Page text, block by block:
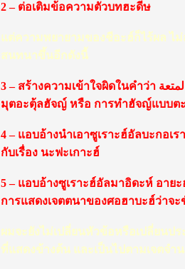
2 – ต่อเติมข้อความตัวบทฮะดีษ
แต่ความพยายามของชีอะฮ์ก็ไร้ผล ไ
สนทนาขึ้นอีกดังนี้
3 – สร้างความเข้าใจผิดในคำว่า آية المتعة ให้ผู้อื่นเข้าใจว่า เป็นโองการเกี่ยวกับนิกะฮ์มุตอะฮ์ ทั้งที่ความจริงคือ
มุตอะตุ้ลฮัจญ์ หรือ การทำฮัจญ์แบบตะ
4 – แอบอ้างนำเอาซูเราะฮ์อัลบะกอเ
กับเรื่อง นะฟะเกาะฮ์
5 – แอบอ้างซูเราะฮ์อัลมาอิดะห์ อา
การแสดงเจตตนาของศอฮาบะฮ์ว่าจ
ผมจะยังไม่เปลี่ยนหัวข้อหรือเปลี่ยนป
ที่แสดงข้างต้น และเป็นไปตามเจตจำ